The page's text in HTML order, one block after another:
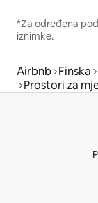
*Za određena
iznimke.
Airbnb Finska
Prostori za